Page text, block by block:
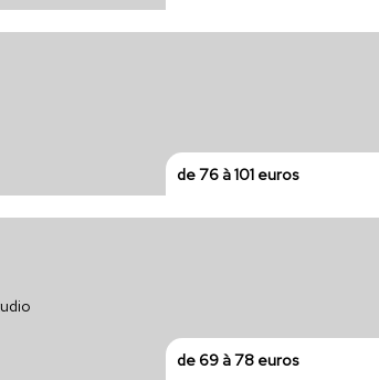
de 76 à 101 euros
de 69 à 78 euros